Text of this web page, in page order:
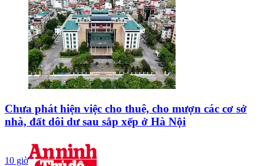
Chưa phát hiện việc cho thuê, cho mượn các cơ sở
nhà, đất dôi dư sau sắp xếp ở Hà Nội
10 giờ